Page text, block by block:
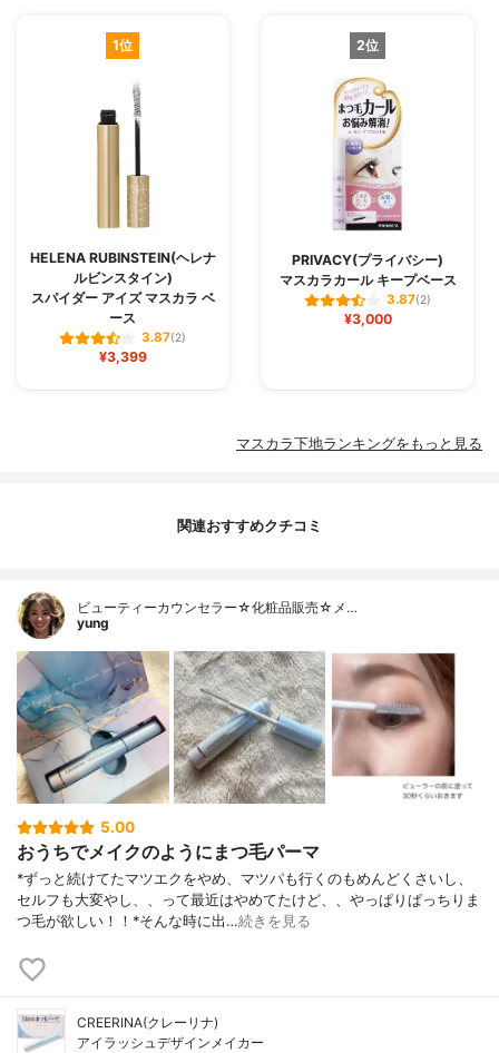
1位
HELENA RUBINSTEIN(ヘレナ
ルビンスタイン)
スパイダー アイズ マスカラ ベ
ース
3.87(2)
¥3,399
2位
PRIVACY(プライバシー)
マスカラカール キープベース
3.87(2)
¥3,000
マスカラ下地ランキングをもっと見る
関連おすすめクチコミ
ビューティーカウンセラー☆化粧品販売☆メ…
yung
5.00
おうちでメイクのようにまつ毛パーマ
*ずっと続けてたマツエクをやめ、マツパも行くのもめんどくさいし、
セルフも大変やし、、って最近はやめてたけど、、やっぱりぱっちりま
つ毛が欲しい！！⁡*そんな時に出…続きを見る
CREERINA(クレーリナ)
アイラッシュデザインメイカー